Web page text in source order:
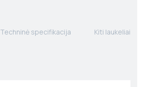
Techninė specifikacija Kiti laukeliai